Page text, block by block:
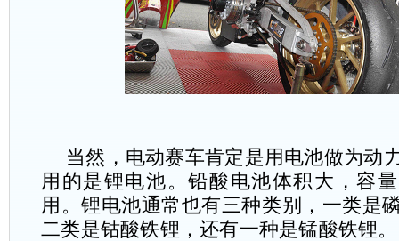
当然，电动赛车肯定是用电池做为动
用的是锂电池。铅酸电池体积大，容
用。锂电池通常也有三种类别，一类是
二类是钴酸铁锂，还有一种是锰酸铁锂